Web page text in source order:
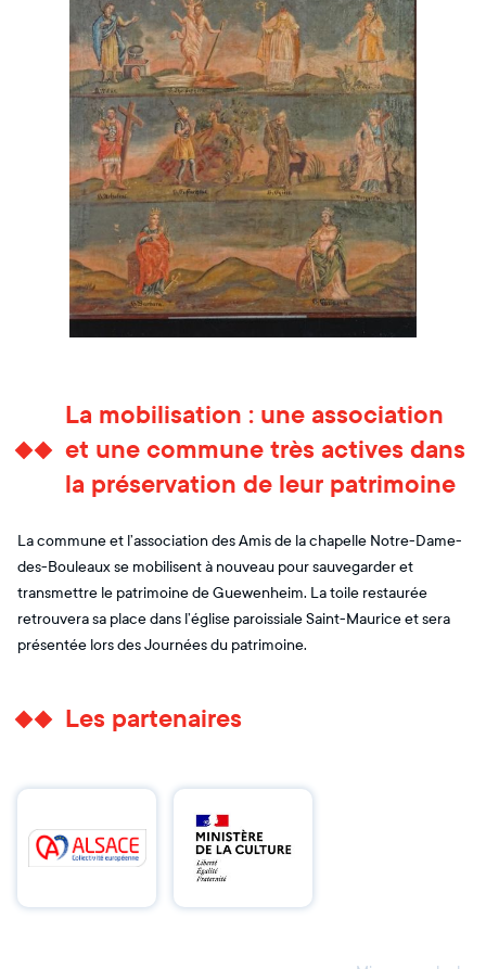
La mobilisation : une association
et une commune très actives dans
la préservation de leur patrimoine
La commune et l’association des Amis de la chapelle Notre-Dame-
des-Bouleaux se mobilisent à nouveau pour sauvegarder et
transmettre le patrimoine de Guewenheim. La toile restaurée
retrouvera sa place dans l’église paroissiale Saint-Maurice et sera
présentée lors des Journées du patrimoine.
Les partenaires